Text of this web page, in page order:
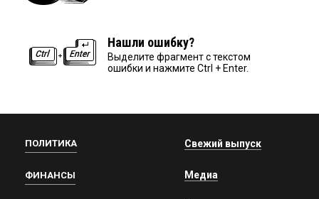
Нашли ошибку?
Выделите фрагмент с текстом
ошибки и нажмите Ctrl + Enter.
ПОЛИТИКА
ФИНАНСЫ
Свежий выпуск
Медиа